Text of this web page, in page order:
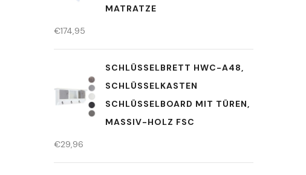
ATRATZE
€174,95
SCHLÜSSELBRETT HWC-A48,
SCHLÜSSELKASTEN
SCHLÜSSELBOARD MIT TÜREN,
MASSIV-HOLZ FSC
€29,96